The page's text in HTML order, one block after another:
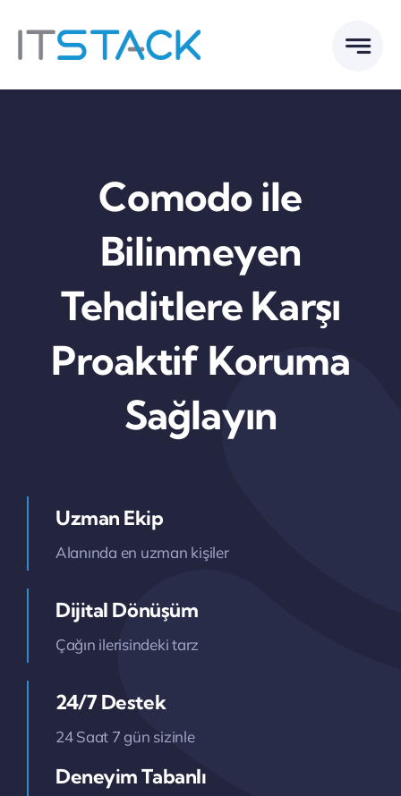
content
Comodo ile
Bilinmeyen
Tehditlere Karşı
Proaktif Koruma
Sağlayın
Uzman Ekip
Alanında en uzman kişiler
Dijital Dönüşüm
Çağın ilerisindeki tarz
24/7 Destek
24 Saat 7 gün sizinle
Deneyim Tabanlı